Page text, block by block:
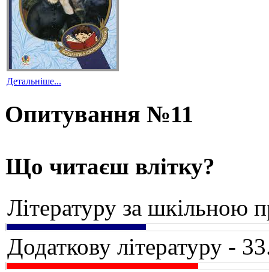
Детальніше...
Опитування №11
Що читаєш влітку?
Літературу за шкільною
Додаткову літературу -